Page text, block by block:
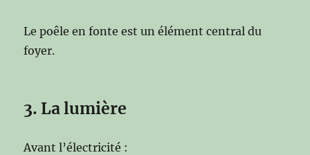
Le poêle en fonte est un élément central du
foyer.
3. La lumière
Avant l’électricité :